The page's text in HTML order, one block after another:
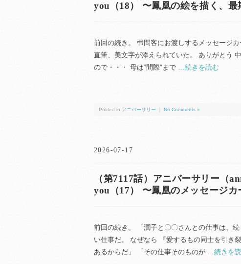
you（18） 〜鳳凰の絵を描く、最
前回の続き。 弔問客にお渡しするメッセージ
直筆、美文字が添えられていた。 ありがとう
ので・・・ 母は“間際”まで …続きを読む
Posted in アニバーサリー No Comments »
2026-07-17
（第7117話）アニバーサリー
you（17） 〜鳳凰のメッセージカ
前回の続き。 「潤子と〇〇さんとの仕事は、
い仕事だ。 なぜなら 『愛するもの同士を引き
あるからだ」 「その仕事そのものが …続きを